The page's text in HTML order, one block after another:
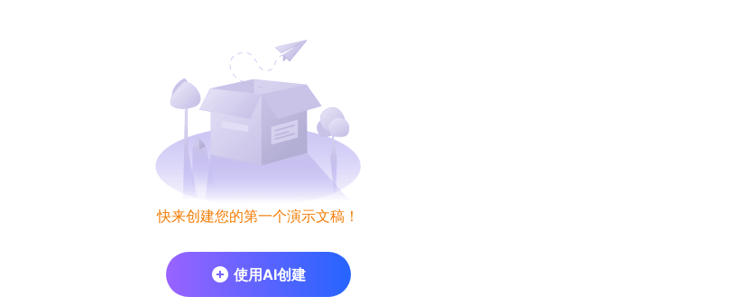
快来创建您的第一个演示文稿！
使用AI创建